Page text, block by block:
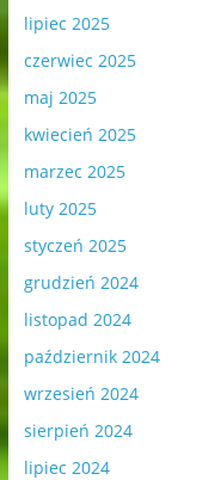
lipiec 2025
czerwiec 2025
maj 2025
kwiecień 2025
marzec 2025
luty 2025
styczeń 2025
grudzień 2024
listopad 2024
październik 2024
wrzesień 2024
sierpień 2024
lipiec 2024